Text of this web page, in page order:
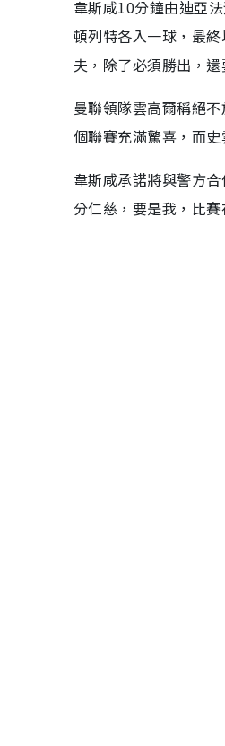
韋斯咸10分鐘由迪亞
頓列特各入一球，最
夫，除了必須勝出，
曼聯領隊雲高爾稱絕
個聯賽充滿驚喜，而史
韋斯咸承諾將與警方
分仁慈，要是我，比